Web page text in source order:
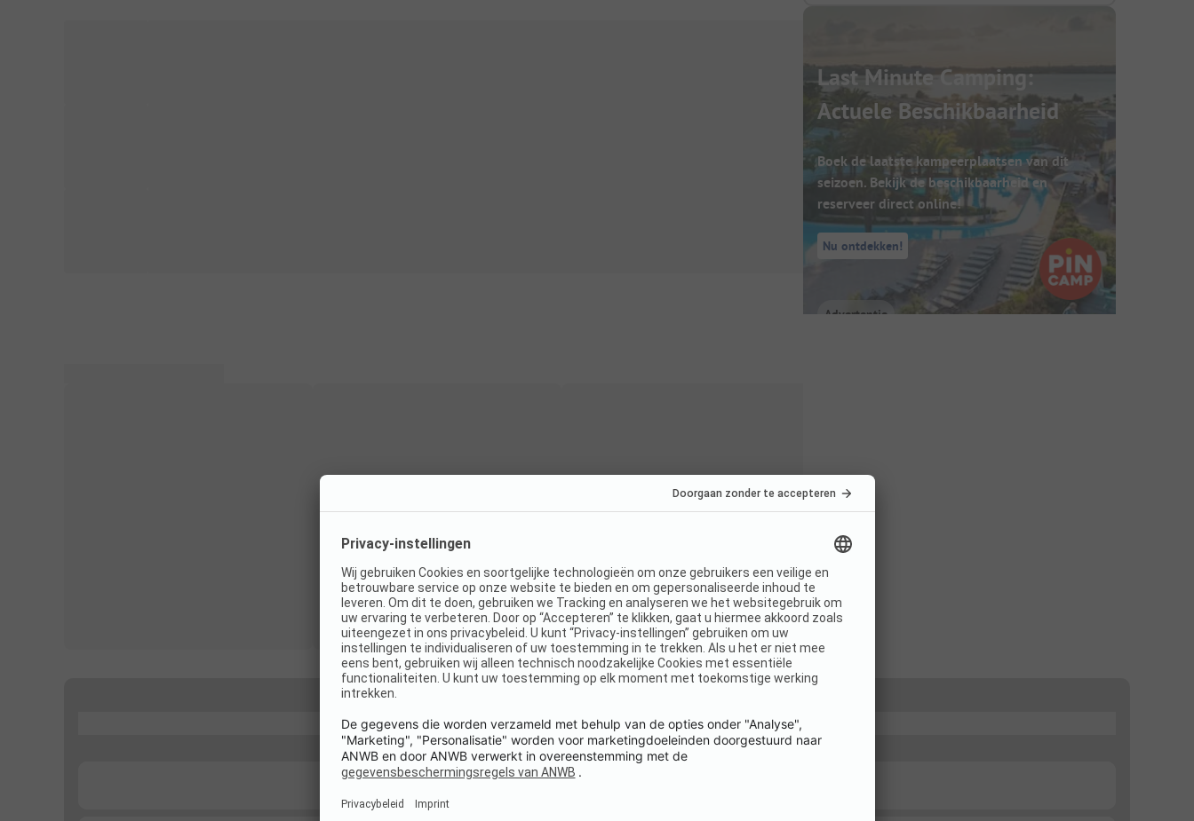
Last Minute Camping:
Actuele Beschikbaarheid
Boek de laatste kampeerplaatsen van dit
seizoen. Bekijk de beschikbaarheid en
reserveer direct online!
Nu ontdekken!